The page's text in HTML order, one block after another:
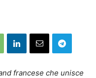
francese che unisce